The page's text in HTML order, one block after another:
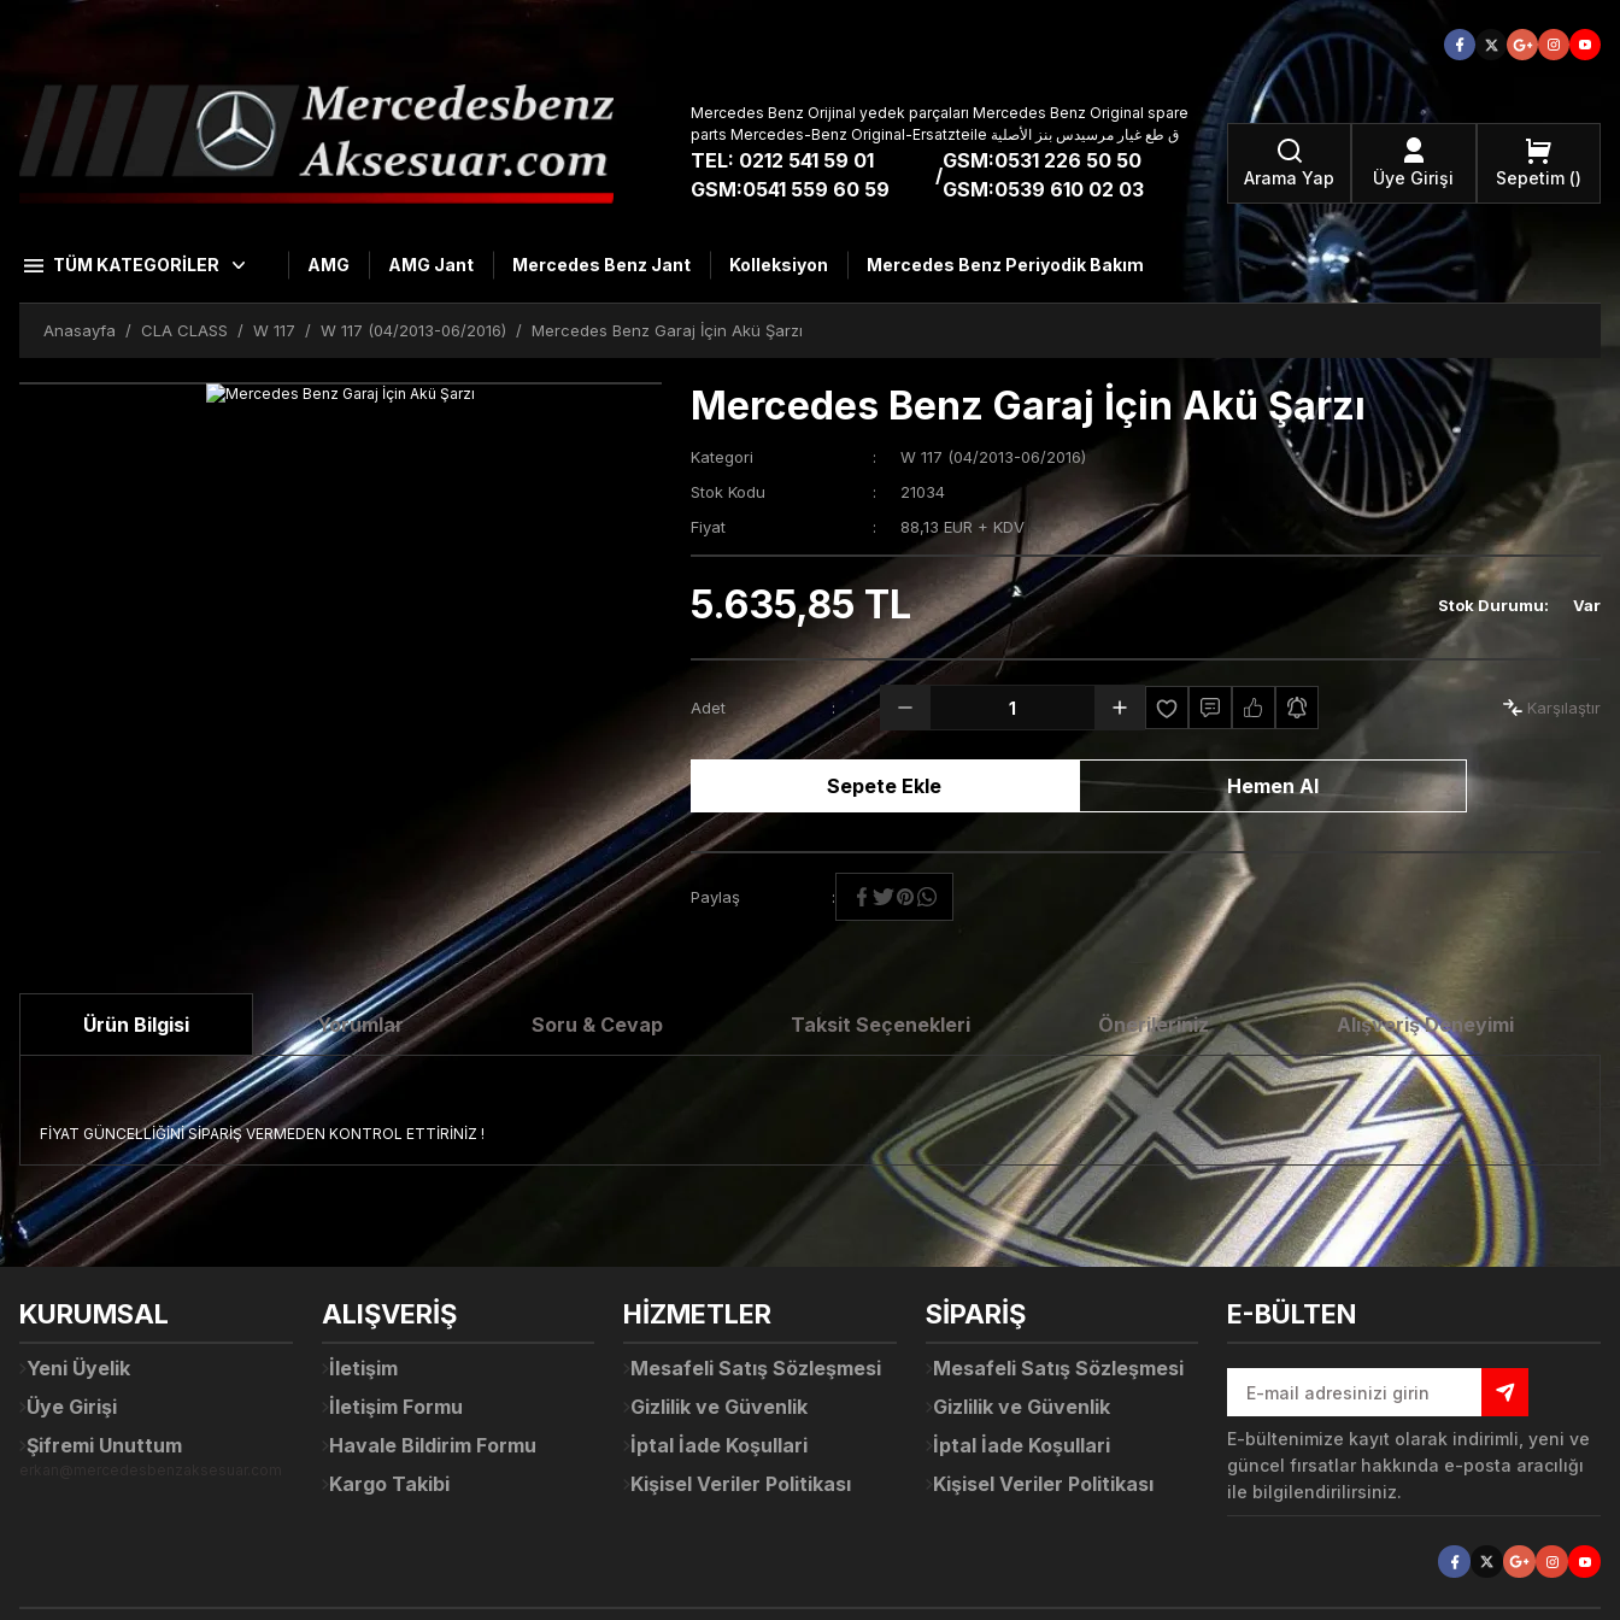
Mercedes Benz Orijinal yedek parçaları Mercedes Benz Original spare
parts Mercedes-Benz Original-Ersatzteile ق طع غيار مرسيدس بنز الأصلية
TEL: 0212 541 59 01
GSM:0541 559 60 59
/
GSM:0531 226 50 50
GSM:0539 610 02 03
Arama Yap Üye Girişi Sepetim
TÜM KATEGORİLER AMG AMG Jant Mercedes Benz Jant Kolleksiyon Mercedes Benz Periyodik Bakım
Anasayfa CLA CLASS W 117 W 117 (04/2013-06/2016) Mercedes Benz Garaj İçin Akü Şarzı
Mercedes Benz Garaj İçin Akü Şarzı
Kategori
W 117 (04/2013-06/2016)
Stok Kodu
21034
Fiyat
88,13 EUR + KDV
5.635,85 TL Stok Durumu: Var
Adet Karşılaştır
Sepete Ekle Hemen Al
Paylaş
Ürün Bilgisi Yorumlar Soru & Cevap Taksit Seçenekleri Önerileriniz Alışveriş Deneyimi
FİYAT GÜNCELLİĞİNİ SİPARİŞ VERMEDEN KONTROL ETTİRİNİZ !
Yorum Yaz
Bu ürünün fiyat bilgisi, resim, ürün açıklamalarında ve diğer konularda yetersiz gördüğünüz noktaları öneri formunu kullanarak tarafımıza iletebilirsiniz.
Görüş ve önerileriniz için teşekkür ederiz.
Ürün açıklamasında eksik bilgiler bulunuyor.
Bu ürüne benzer farklı alternatifler olmalı.
Deneyimini Paylaş
KURUMSAL
Yeni Üyelik
Üye Girişi
Şifremi Unuttum
ALIŞVERİŞ
İletişim
İletişim Formu
Havale Bildirim Formu
Kargo Takibi
HİZMETLER
Mesafeli Satış Sözleşmesi
Gizlilik ve Güvenlik
İptal İade Koşullari
Kişisel Veriler Politikası
SİPARİŞ
Mesafeli Satış Sözleşmesi
Gizlilik ve Güvenlik
İptal İade Koşullari
Kişisel Veriler Politikası
E-BÜLTEN
E-bültenimize kayıt olarak indirimli, yeni ve
güncel fırsatlar hakkında e-posta aracılığı
ile bilgilendirilirsiniz.